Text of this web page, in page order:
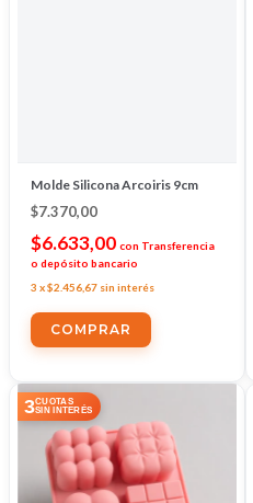
Molde Silicona Arcoiris 9cm
$7.370,00
$6.633,00 con Transferencia
o depósito bancario
3 x$2.456,67 sin interés
3CUOTAS
SIN INTERÉS